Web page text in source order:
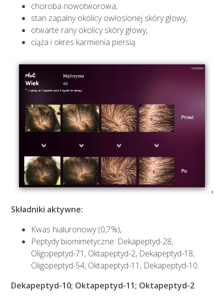
choroba nowotworowa,
stan zapalny okolicy owłosionej skóry głowy,
otwarte rany okolicy skóry głowy,
ciąża i okres karmienia piersią.
Składniki aktywne:
Kwas hialuronowy (0,7%),
Peptydy biomimetyczne: Dekapeptyd-28,
Oligopeptyd-71, Oktapeptyd-2, Dekapeptyd-18,
Oligopeptyd-54, Oktapeptyd-11, Dekapeptyd-10.
Dekapeptyd-10; Oktapeptyd-11; Oktapeptyd-2